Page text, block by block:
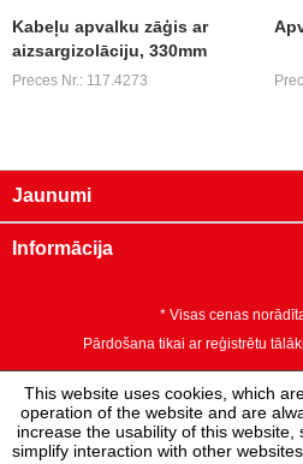
Kabeļu apvalku zāģis ar
aizsargizolāciju, 330mm
Preces Nr.: 117.4273
Jaunumi
Informācija
* Visas cenas
Pārdošana tikai ar reģistrētu
This website uses cookies, which
operation of the website and are
increase the usability of this
simplify interaction with other